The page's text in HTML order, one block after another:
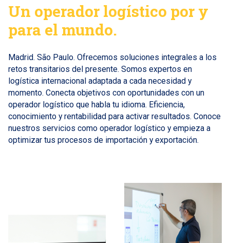
Un operador logístico por y
para el mundo.
Madrid. São Paulo. Ofrecemos soluciones integrales a los
retos transitarios del presente. Somos expertos en
logística internacional adaptada a cada necesidad y
momento. Conecta objetivos con oportunidades con un
operador logístico que habla tu idioma. Eficiencia,
conocimiento y rentabilidad para activar resultados. Conoce
nuestros servicios como operador logístico y empieza a
optimizar tus procesos de importación y exportación.